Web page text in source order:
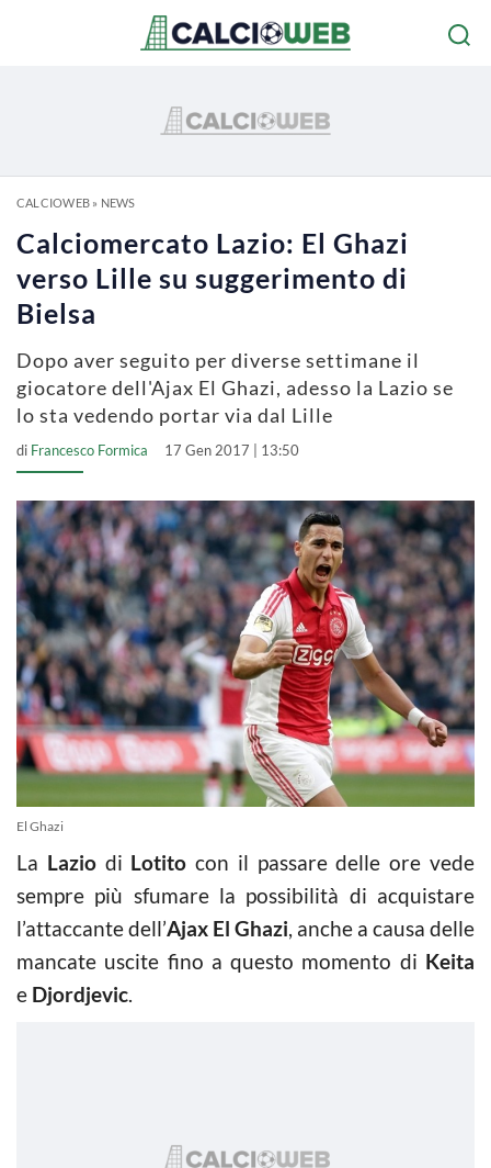
CALCIOWEB» NEWS
Calciomercato Lazio: El Ghazi
verso Lille su suggerimento di
Bielsa
Dopo aver seguito per diverse settimane il
giocatore dell'Ajax El Ghazi, adesso la Lazio se
lo sta vedendo portar via dal Lille
di Francesco Formica 17 Gen 2017 | 13:50
El Ghazi
La Laziodi Lotito con il passare delle ore vede
sempre più sfumare la possibilità di acquistare
l’attaccante dell’Ajax El Ghazi, anche a causa delle
mancate uscite fino a questo momento di Keita
e Djordjevic.